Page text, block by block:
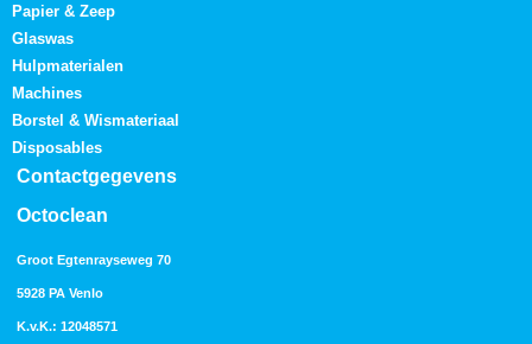
Papier & Zeep
Glaswas
Hulpmaterialen
Machines
Borstel & Wismateriaal
Disposables
Contactgegevens
Octoclean
Groot Egtenrayseweg 70
5928 PA Venlo
K.v.K.: 12048571